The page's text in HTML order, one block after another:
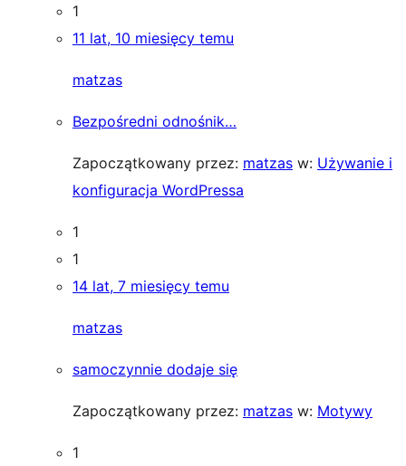
1
11 lat, 10 miesięcy temu
matzas
Bezpośredni odnośnik…
Zapoczątkowany przez: matzas w: Używanie i
konfiguracja WordPressa
1
1
14 lat, 7 miesięcy temu
matzas
samoczynnie dodaje się
Zapoczątkowany przez: matzas w: Motywy
1